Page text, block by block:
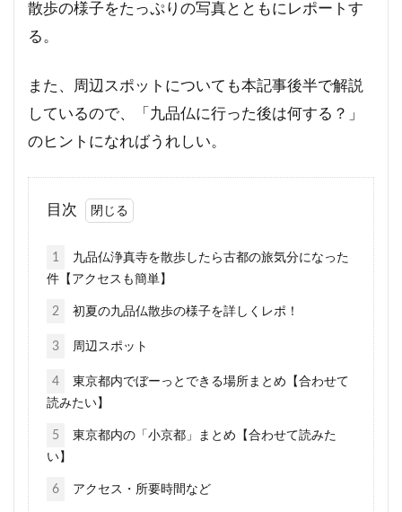
散歩の様子をたっぷりの写真とともにレポートす
る。
また、周辺スポットについても本記事後半で解説
しているので、「九品仏に行った後は何する？」
のヒントになればうれしい。
目次
1
九品仏浄真寺を散歩したら古都の旅気分になった
件【アクセスも簡単】
2 初夏の九品仏散歩の様子を詳しくレポ！
3 周辺スポット
4
東京都内でぼーっとできる場所まとめ【合わせて
読みたい】
5
東京都内の「小京都」まとめ【合わせて読みた
い】
6 アクセス・所要時間など